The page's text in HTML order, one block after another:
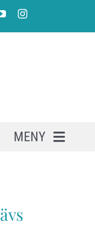
MENY